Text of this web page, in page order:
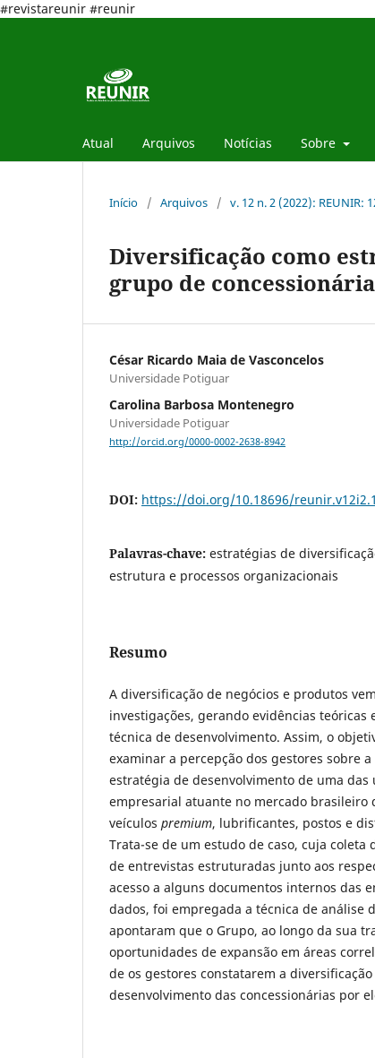
#revistareunir #reunir
Atual Arquivos Notícias Sobre
Início / Arquivos / v. 12 n. 2 (2022): REUNIR:
Diversificação como
grupo de
César Ricardo Maia de Vasconcelos
Universidade Potiguar
Carolina Barbosa Montenegro
Universidade Potiguar
http://orcid.org/0000-0002-2638-8942
DOI: https://doi.org/10.18696/
Palavras-chave: estratégias de
estrutura e processos organizacionais
Resumo
A diversificação de negócios e produtos
investigações, gerando evidências teóricas
técnica de desenvolvimento. Assim, o
examinar a percepção dos gestores sobre
estratégia de desenvolvimento de uma
empresarial atuante no mercado brasileiro
veículos premium, lubrificantes, postos e
Trata-se de um estudo de caso, cuja coleta
de entrevistas estruturadas junto aos
acesso a alguns documentos internos das
dados, foi empregada a técnica de análise
apontaram que o Grupo, ao longo da sua
oportunidades de expansão em áreas
de os gestores constatarem a
desenvolvimento das concessionárias por